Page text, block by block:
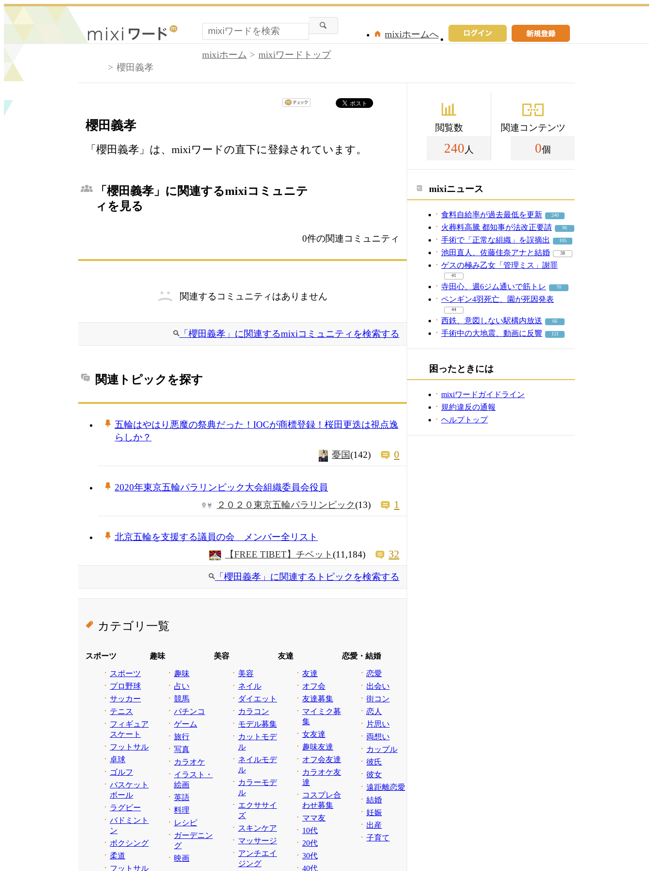
mixiホームへ
mixiホーム
mixiワードトップ
櫻田義孝
櫻田義孝
「櫻田義孝」は、mixiワードの直下に登録されています。
「櫻田義孝」に関連するmixiコミュニテ
ィを見る
0件の関連コミュニティ
関連するコミュニティはありません
「櫻田義孝」に関連するmixiコミュニティを検索する
関連トピックを探す
五輪はやはり悪魔の祭典だった！IOCが商標登録！桜田更迭は視点逸
らしか？
憂国(142) 0
2020年東京五輪パラリンピック大会組織委員会役員
２０２０東京五輪パラリンピック(13) 1
北京五輪を支援する議員の会 メンバー全リスト
【FREE TIBET】チベット(11,184) 32
「櫻田義孝」に関連するトピックを検索する
カテゴリ一覧
スポーツ
スポーツ
プロ野球
サッカー
テニス
フィギュア
スケート
フットサル
卓球
ゴルフ
バスケット
ボール
ラグビー
バドミント
ン
ボクシング
柔道
フットサル
趣味
趣味
占い
競馬
パチンコ
ゲーム
旅行
写真
カラオケ
イラスト・
絵画
英語
料理
レシピ
ガーデニン
グ
映画
美容
美容
ネイル
ダイエット
カラコン
モデル募集
カットモデ
ル
ネイルモデ
ル
カラーモデ
ル
エクササイ
ズ
スキンケア
マッサージ
アンチエイ
ジング
友達
友達
オフ会
友達募集
マイミク募
集
女友達
趣味友達
オフ会友達
カラオケ友
達
コスプレ合
わせ募集
ママ友
10代
20代
30代
40代
恋愛・結婚
恋愛
出会い
街コン
恋人
片思い
両想い
カップル
彼氏
彼女
遠距離恋愛
結婚
妊娠
出産
子育て
閲覧数
240 人
関連コンテンツ
0個
mixiニュース
食料自給率が過去最低を更新 240
火葬料高騰 都知事が法改正要請 96
手術で「正常な組織」を誤摘出 105
池田直人、佐藤佳奈アナと結婚 38
ゲスの極み乙女「管理ミス」謝罪
41
寺田心、週6ジム通いで筋トレ 70
ペンギン4羽死亡、園が死因発表
44
西鉄、意図しない駅構内放送 66
手術中の大地震、動画に反響 121
困ったときには
mixiワードガイドライン
規約違反の通報
ヘルプトップ